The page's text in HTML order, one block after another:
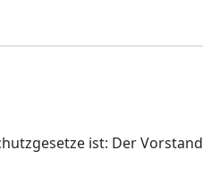
ist: Der Vorstand